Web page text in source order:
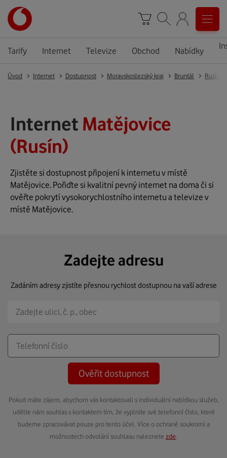
Tarify Internet Televize Obchod Nabídky
Úvod Internet Dostupnost Moravskoslezský kraj Bruntál Rusín
Internet Matějovice
(Rusín)
Zjistěte si dostupnost připojení k internetu v místě
Matějovice. Pořiďte si kvalitní pevný internet na doma či si
ověřte pokrytí vysokorychlostního internetu a televize v
místě Matějovice.
Zadejte adresu
Zadáním adresy zjistíte přesnou rychlost dostupnou na vaší adrese
Ověřit dostupnost
Pokud máte zájem, abychom vás kontaktovali s individuální nabídkou služeb,
udělte nám souhlas s kontaktem tím, že vyplníte své telefonní číslo, které
budeme zpracovávat pouze pro tento účel. Více o ochraně soukromí a
možnostech odvolání souhlasu naleznete zde